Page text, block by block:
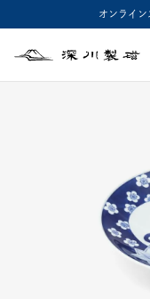
オンライ